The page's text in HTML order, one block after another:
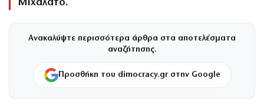
Μιχαλάτο.
Ανακαλύψτε περισσότερα άρθρα στα αποτελέσματα
αναζήτησης.
Προσθήκη του dimocracy.gr στην Google